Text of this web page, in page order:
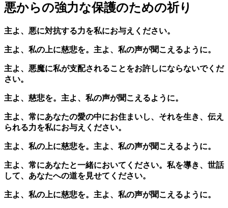
悪からの強力な保護のための祈り
主よ、悪に対抗する力を私にお与えください。
主よ、私の上に慈悲を。主よ、私の声が聞こえるように。
主よ、悪魔に私が支配されることをお許しにならないでくだ
さい。
主よ、慈悲を。主よ、私の声が聞こえるように。
主よ、常にあなたの愛の中にお住まいし、それを生き、伝え
られる力を私にお与えください。
主よ、私の上に慈悲を。主よ、私の声が聞こえるように。
主よ、常にあなたと一緒においてください。私を導き、世話
して、あなたへの道を見せてください。
主よ、私の上に慈悲を。主よ、私の声が聞こえるように。